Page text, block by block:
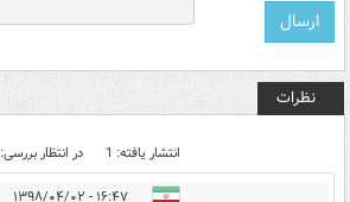
نظرات
انتشار یافته: 1 در انتظار بررسی:
۱۶:۴۷ - ۱۳۹۸/۰۴/۰۲